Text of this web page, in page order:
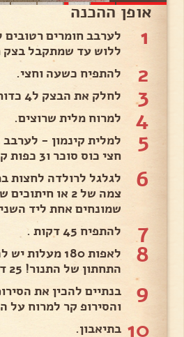
אופן ההכנה
1
לערבב חומרים רטובים
ללוש עד שמתקבל בצק
2 להתפיח כשעה וחצי.
3 לחלק את הבצק ל4 כדורים.
4 למרוח מלית שרוצים.
5
למלית קינמון -
חצי כוס סוכר ו3 כפות קינמון ..
6
לגלגל לרולדה לחצות
צמה של 2 או
שמונחים אחת ליד
7 להתפיח 45 דקות .
8
לאפות 180
התחתון של התנור! 25 דקות..
9
בנתיים להכין את
והסירופ קר למרוח על
10 בתיאבון.